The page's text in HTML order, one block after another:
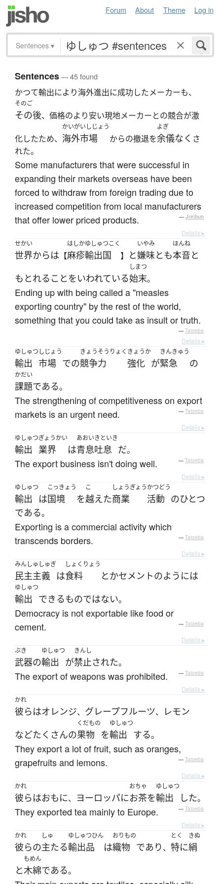
Forum About Theme Log in
Sentences ▾
Sentences— 45 found
かつて輸出により海外進出に成功したメーカーも、
そのご
その後、価格のより安い現地メーカーとの競合が激
化したため、
かいがいしじょう
海外市場 からの撤退を
よぎ
余儀なく さ
れた。
Some manufacturers that were successful in
expanding their markets overseas have been
forced to withdraw from foreign trading due to
increased competition from local manufacturers
that offer lower priced products.
— Jreibun
Details ▸
せかい
世界からは 【
はしか
麻疹
ゆしゅつこく
輸出国 】 と
いやみ
嫌味とも
ほんね
本音と
も とれる ことをいわれている
しまつ
始末。
Ending up with being called a "measles
exporting country" by the rest of the world,
something that you could take as insult or truth.
— Tatoeba
Details ▸
ゆしゅつ
輸出
しじょう
市場 での
きょうそうりょく
競争力
きょうか
強化 が
きんきゅう
緊急 の
かだい
課題である。
The strengthening of competitiveness on export
markets is an urgent need.
— Tatoeba
Details ▸
ゆしゅつ
輸出
ぎょうかい
業界 は
あおいきといき
青息吐息 だ。
The export business isn't doing well. — Tatoeba
Details ▸
ゆしゅつ
輸出 は
こっきょう
国境 を
こ
越えた
しょうぎょう
商業
かつどう
活動 のひとつ
である。
Exporting is a commercial activity which
transcends borders.
— Tatoeba
Details ▸
みんしゅしゅぎ
民主主義 は
しょくりょう
食料 とかセメントのようには
ゆしゅつ
輸出 できるものではない。
Democracy is not exportable like food or
cement.
— Tatoeba
Details ▸
ぶき
武器の
ゆしゅつ
輸出 が
きんし
禁止された。
The export of weapons was prohibited. — Tatoeba
Details ▸
かれ
彼らはオレンジ、 グレープフルーツ、
レモン
などたくさんの
くだもの
果物 を
ゆしゅつ
輸出 する。
They export a lot of fruit, such as oranges,
grapefruits and lemons.
— Tatoeba
Details ▸
かれ
彼らはおもに、 ヨーロッパに
おちゃ
お茶を
ゆしゅつ
輸出 した。
They exported tea mainly to Europe. — Tatoeba
Details ▸
かれ
彼らの
しゅ
主たる
ゆしゅつひん
輸出品 は
おりもの
織物 であり、
とく
特に
きぬ
絹
と
もめん
木綿である。